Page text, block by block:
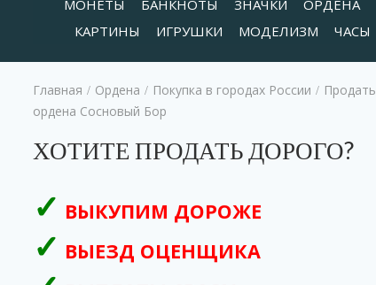
МОНЕТЫ БАНКНОТЫ ЗНАЧКИ ОРДЕНА
КАРТИНЫ
ИГРУШКИ МОДЕЛИЗМ ЧАСЫ
Главная / Ордена / Покупка в городах России / Продать
ордена Сосновый Бор
ХОТИТЕ ПРОДАТЬ ДОРОГО?
ВЫКУПИМ ДОРОЖЕ
ВЫЕЗД ОЦЕНЩИКА